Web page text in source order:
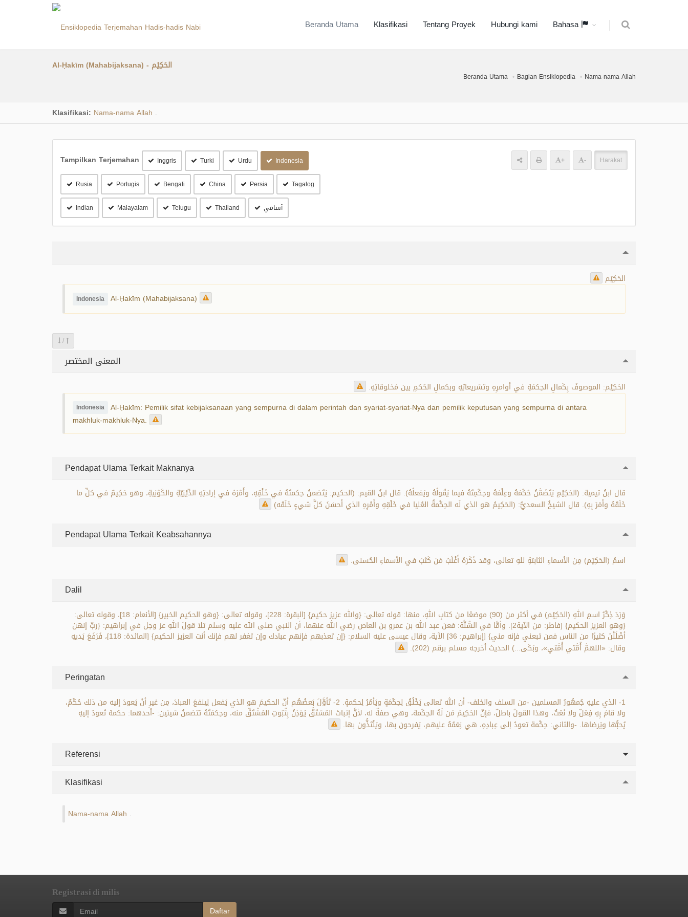
Beranda Utama Klasifikasi Tentang Proyek Hubungi kami Bahasa
Al-Ḥakīm (Mahabijaksana) - الحَكِيْم
Beranda Utama Bagian Ensiklopedia Nama-nama Allah
Klasifikasi: Nama-nama Allah
Tampilkan Terjemahan Inggris Turki Urdu Indonesia
Rusia Portugis Bengali China Persia Tagalog
Indian Malayalam Telugu Thailand آسامي
+ - Harakat
الحَكِيْم
Indonesia Al-Ḥakīm (Mahabijaksana)
/
المعنى المختصر
الحَكِيْم: الموصوفُ بِكَمالِ الحِكمَةِ في أوامرِهِ وتشريعاتِهِ وبكمالِ الحُكمِ بين مَخلوقاتِهِ.
Indonesia Al-Ḥakīm: Pemilik sifat kebijaksanaan yang sempurna di dalam perintah dan syariat-syariat-Nya dan pemilik keputusan yang sempurna di antara
makhluk-makhluk-Nya.
Pendapat Ulama Terkait Maknanya
قال ابنُ تيمية: (الحَكِيْمِ يَتَضَمَّنُ حُكْمَهُ وعِلْمَهُ وحِكْمِتَهُ فيما يَقُولُهُ ويَفعلُهُ). قال ابنُ القيم: (الحكيم: يَتَضمنُ حِكمتَهُ في خَلْقِهِ، وأَمْرَهُ في إرادتِهِ الدِّيْنِيّةِ والكَوْنِيةِ، وهو حَكِيمٌ في كلِّ ما
خَلَقَهُ وأَمَرَ بِهِ). قال الشيخُ السعديُّ: (الحَكِيمُ هو الذي لَه الحِكْمةُ العُليا في خَلْقِهِ وأَمْرِهِ الذي أَحسَنَ كلَّ شيءٍ خَلَقَه)
Pendapat Ulama Terkait Keabsahannya
اسمُ (الحَكِيْم) مِن الأسماءِ الثابتةِ للهِ تعالى، وقد ذَكَرَهُ أَغْلَبُ مَن كَتَبَ في الأسماءِ الحُسنى.
Dalil
وَرَدَ ذِكْرُ اسمِ اللهِ (الحَكِيْم) في أكثر من (90) موضعًا من كتابِ اللهِ، منها: قوله تعالى: {والله عزيز حكيم} [البقرة: 228]، وقوله تعالى: {وهو الحكيم الخبير} [الأنعام: 18]، وقوله تعالى:
{وهو العزيز الحكيم} [فاطر: من الآية2]. وأمَّا في السُّنَّة: فعن عبد الله بن عمرو بن العاص رضي الله عنهما، أن النبي صلى الله عليه وسلم تلا قولَ اللهِ عز وجل في إبراهيم: {ربِّ إنهن
أضْلَلْنَ كثيرًا من الناس فمن تبعني فإنه مني} [إبراهيم: 36] الآية، وقال عيسى عليه السلام: {إن تعذبهم فإنهم عبادك وإن تغفر لهم فإنك أنت العزيز الحكيم} [المائدة: 118]، فَرَفَعَ يَديهِ
وقال: «اللهمَّ أُمَّتي أُمَّتي»، وبَكَى...) الحديث أخرجه مسلم برقم (202).
Peringatan
1- الذي عليهِ جُمهُورُ المسلمين -من السلف والخلف- أن الله تعالى يَخْلُقُ لِحِكْمَةٍ ويَأمُرُ لِحكمةٍ. 2- تَأوَّلَ بَعضُهُم أنّ الحكيمَ هو الذي يَفعل لِينفعَ العبادَ، مِن غيرِ أنْ يَعودَ إليه من ذلك حُكْمٌ،
ولا قامَ بِهِ فِعْلٌ ولا نَعْتٌ، وهذا القولُ باطلٌ، فإنّ الحَكِيمَ مَن لَهُ الحِكْمة، وهي صفةٌ له، لأنَّ إثباتَ المُشتَقَّ يُؤذِنُ بِثُبُوتِ المُشْتَقِّ منه، وحِكمَتُهُ تتضمنُ شيئين: -أحدهما: حكمة تَعودُ إليهِ
يُحبُّها ويَرضاها. -والثاني: حِكْمة تعودُ إلى عِبادِهِ، هي نِعَمُهُ عليهم، يَفرحون بها، ويَلْتَذُّون بها.
Referensi
Klasifikasi
Nama-nama Allah
Registrasi di milis
Daftar